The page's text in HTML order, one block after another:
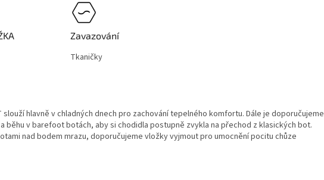
Zavazování
Tkaničky
slouží hlavně v chladných dnech pro zachování tepelného komfortu. Dále je doporučujeme
běhu v barefoot botách, aby si chodidla postupně zvykla na přechod z klasických bot.
nad bodem mrazu, doporučujeme vložky vyjmout pro umocnění pocitu chůze